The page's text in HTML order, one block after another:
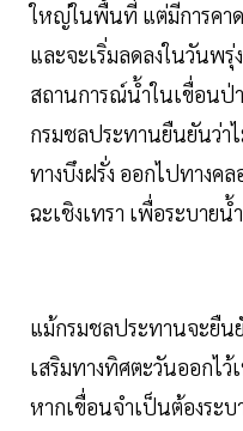
ใหญ่ในพื้นที่ แต่มีการคา
และจะเริ่มลดลงในวันพ
สถานการณ์น้ำในเขื่อนป่
กรมชลประทานยืนยันว่า
ทางบึงฝรั่ง ออกไปทางค
ฉะเชิงเทรา เพื่อระบาย
แม้กรมชลประทานจะยืน
เสริมทางทิศตะวันออกไว้
หากเขื่อนจำเป็นต้องระบ